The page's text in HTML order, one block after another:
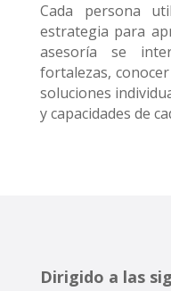
Cada persona
estrategia para
asesoría se
fortalezas,
soluciones
y capacidades de
Dirigido a las